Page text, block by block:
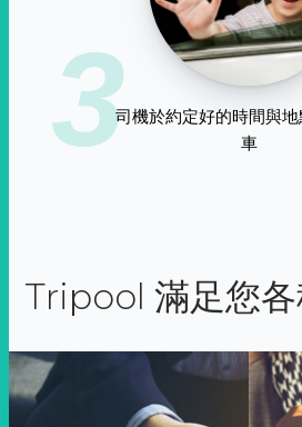
3司機於約定好的時間與
車
Tripool 滿足您